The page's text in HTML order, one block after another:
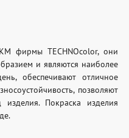
фирмы TECHNOcolor, они
и являются наиболее
обеспечивают отличное
позволяют
Покраска изделия